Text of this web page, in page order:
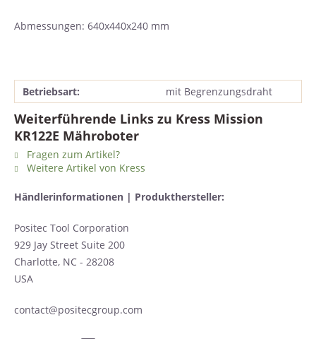
Abmessungen: 640x440x240 mm
Betriebsart: mit Begrenzungsdraht
Weiterführende Links zu Kress Mission
KR122E Mähroboter
Fragen zum Artikel?
Weitere Artikel von Kress
Händlerinformationen | Produkthersteller:
Positec Tool Corporation
929 Jay Street Suite 200
Charlotte, NC - 28208
USA
contact@positecgroup.com